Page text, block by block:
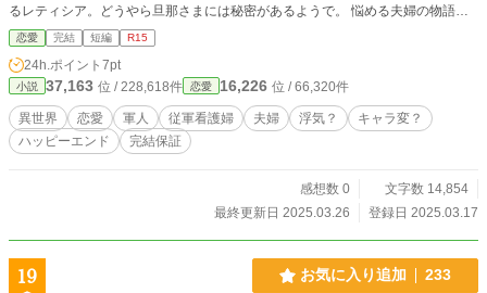
るレティシア。どうやら旦那さまには秘密があるようで。 悩める夫婦の物語
（？） ※全10話完結、予約投稿済み。 ※センシティブな内容が含まれます。 ※
閣下の年齢（32）→（35）に変更しました。 ※戦闘シーンは皆無です。 ※ご都
合展開あり。
恋愛 完結 短編 R15
24h.ポイント 7pt
小説 37,163 位 / 228,618件 恋愛 16,226 位 / 66,320件
異世界 恋愛 軍人 従軍看護婦 夫婦 浮気？
キャラ変？
ハッピーエンド
完結保証
感想数 0
文字数 14,854
最終更新日 2025.03.26
登録日 2025.03.17
19 お気に入り追加 233